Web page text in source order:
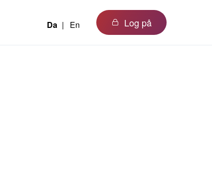
Da En Log på